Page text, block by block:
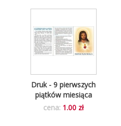
Druk - 9 pierwszych
piątków miesiąca
cena: 1.00 zł